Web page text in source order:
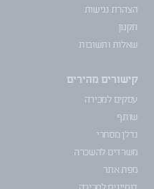
הצהרת נגישות
תקנון
שאלות ותשובות
קישורים מהירים
עסקים למכירה
שותף
נדלן מסחרי
משרדים להשכרה
מפת אתר